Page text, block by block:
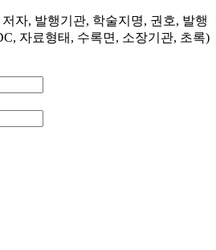
자, 발행기관, 학술지명, 권호, 발행
자료형태, 수록면, 소장기관, 초록)